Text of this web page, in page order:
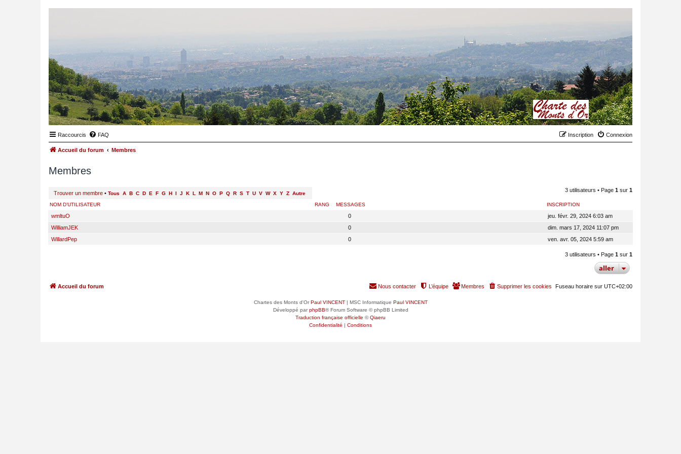
Raccourcis FAQ Connexion
Inscription
Accueil du forum Membres
Membres
Trouver un membre • Tous A B C D E F G H I J K L M N O P Q R S T U V W X Y Z Autre
3 utilisateurs • Page 1 sur 1
RANG
NOM D’UTILISATEUR MESSAGES INSCRIPTION
wmltuO 0
jeu. févr. 29, 2024 6:03 am
WilliamJEK
0
dim. mars 17, 2024 11:07 pm
WillardPep
0 ven. avr. 05, 2024 5:59 am
3 utilisateurs • Page 1 sur 1
aller
Accueil du forum Fuseau horaire sur UTC+02:00
Supprimer les cookies
Membres
L’équipe
Nous contacter
Chartes des Monts d'OrPaul VINCENT| MSC Informatique Paul VINCENT
Développé parphpBB® Forum Software © phpBB Limited
Traduction française officielle ©Qiaeru
Confidentialité | Conditions